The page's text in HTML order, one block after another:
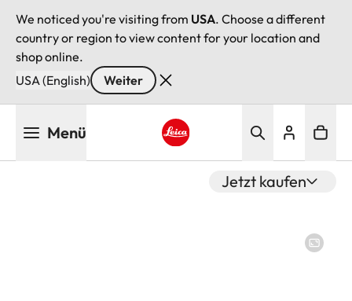
We noticed you're visiting from USA. Choose a different
country or region to view content for your location and
shop online.
USA (English)
Weiter
Menü
Jetzt kaufen